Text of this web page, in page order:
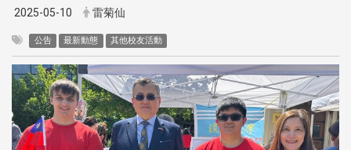
2025-05-10 雷菊仙
公告 最新動態 其他校友活動